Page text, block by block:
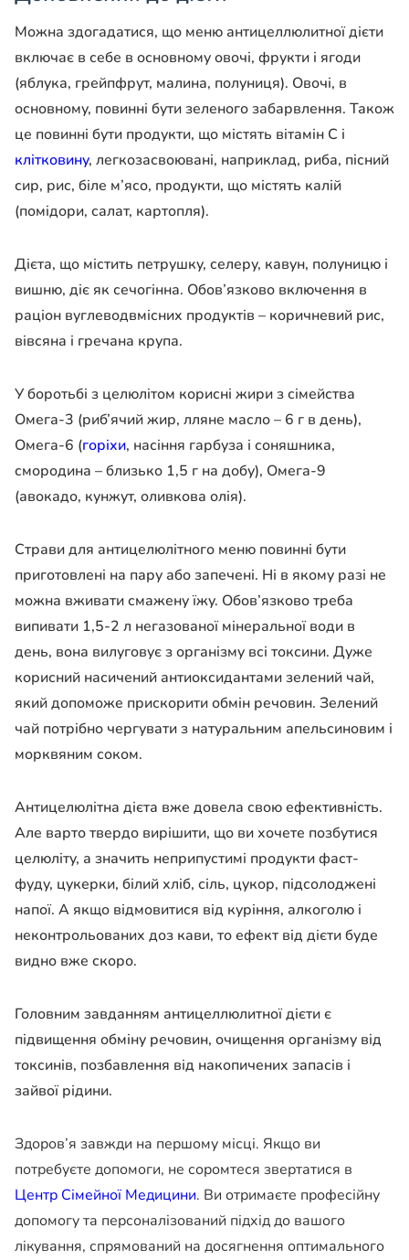
Можна здогадатися, що меню антицеллюлитної дієти
включає в себе в основному овочі, фрукти і ягоди
(яблука, грейпфрут, малина, полуниця). Овочі, в
основному, повинні бути зеленого забарвлення. Також
це повинні бути продукти, що містять вітамін С і
клітковину, легкозасвоювані, наприклад, риба, пісний
сир, рис, біле м’ясо, продукти, що містять калій
(помідори, салат, картопля).
Дієта, що містить петрушку, селеру, кавун, полуницю і
вишню, діє як сечогінна. Обов’язково включення в
раціон вуглеводвмісних продуктів – коричневий рис,
вівсяна і гречана крупа.
У боротьбі з целюлітом корисні жири з сімейства
Омега-3 (риб’ячий жир, лляне масло – 6 г в день),
Омега-6 (горіхи, насіння гарбуза і соняшника,
смородина – близько 1,5 г на добу), Омега-9
(авокадо, кунжут, оливкова олія).
Страви для антицелюлітного меню повинні бути
приготовлені на пару або запечені. Ні в якому разі не
можна вживати смажену їжу. Обов’язково треба
випивати 1,5-2 л негазованої мінеральної води в
день, вона вилуговує з організму всі токсини. Дуже
корисний насичений антиоксидантами зелений чай,
який допоможе прискорити обмін речовин. Зелений
чай потрібно чергувати з натуральним апельсиновим і
морквяним соком.
Антицелюлітна дієта вже довела свою ефективність.
Але варто твердо вирішити, що ви хочете позбутися
целюліту, а значить неприпустимі продукти фаст-
фуду, цукерки, білий хліб, сіль, цукор, підсолоджені
напої. А якщо відмовитися від куріння, алкоголю і
неконтрольованих доз кави, то ефект від дієти буде
видно вже скоро.
Головним завданням антицеллюлитної дієти є
підвищення обміну речовин, очищення організму від
токсинів, позбавлення від накопичених запасів і
зайвої рідини.
Здоров’я завжди на першому місці. Якщо ви
потребуєте допомоги, не соромтеся звертатися в
Центр Сімейної Медицини. Ви отримаєте професійну
допомогу та персоналізований підхід до вашого
лікування, спрямований на досягнення оптимального